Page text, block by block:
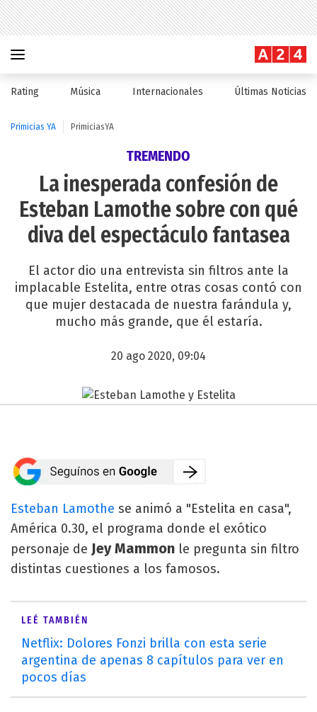
Rating Música Internacionales Últimas Noticias
Primicias YA PrimiciasYA
TREMENDO
La inesperada confesión de
Esteban Lamothe sobre con qué
diva del espectáculo fantasea
El actor dio una entrevista sin filtros ante la
implacable Estelita, entre otras cosas contó con
que mujer destacada de nuestra farándula y,
mucho más grande, que él estaría.
20 ago 2020, 09:04
Esteban Lamothe se animó a "Estelita en casa",
América 0.30, el programa donde el exótico
personaje de Jey Mammon le pregunta sin filtro
distintas cuestiones a los famosos.
LEÉ TAMBIÉN
Netflix: Dolores Fonzi brilla con esta serie
argentina de apenas 8 capítulos para ver en
pocos días